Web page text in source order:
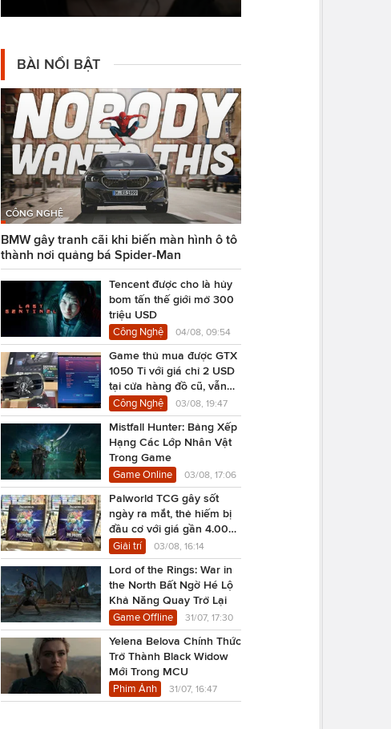
BÀI NỔI BẬT
CÔNG NGHỆ
BMW gây tranh cãi khi biến màn hình ô tô
thành nơi quảng bá Spider-Man
Tencent được cho là hủy
bom tấn thế giới mở 300
triệu USD
Công Nghệ 04/08, 09:54
Game thủ mua được GTX
1050 Ti với giá chỉ 2 USD
tại cửa hàng đồ cũ, vẫn
chạy Cyberpunk 2077
Công Nghệ 03/08, 19:47
Mistfall Hunter: Bảng Xếp
Hạng Các Lớp Nhân Vật
Trong Game
Game Online 03/08, 17:06
Palworld TCG gây sốt
ngày ra mắt, thẻ hiếm bị
đầu cơ với giá gần 4.000
USD
Giải trí 03/08, 16:14
Lord of the Rings: War in
the North Bất Ngờ Hé Lộ
Khả Năng Quay Trở Lại
Game Offline 31/07, 17:30
Yelena Belova Chính Thức
Trở Thành Black Widow
Mới Trong MCU
Phim Ảnh 31/07, 16:47